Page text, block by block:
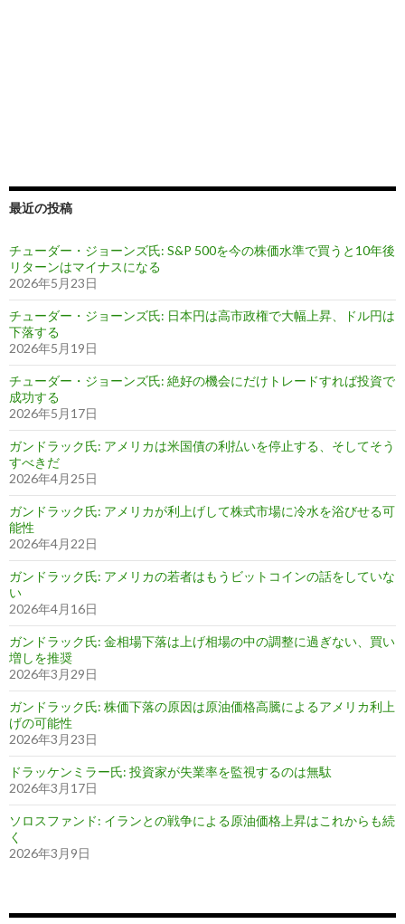
最近の投稿
チューダー・ジョーンズ氏: S&P 500を今の株価水準で買うと10年後
リターンはマイナスになる
2026年5月23日
チューダー・ジョーンズ氏: 日本円は高市政権で大幅上昇、ドル円は
下落する
2026年5月19日
チューダー・ジョーンズ氏: 絶好の機会にだけトレードすれば投資で
成功する
2026年5月17日
ガンドラック氏: アメリカは米国債の利払いを停止する、そしてそう
すべきだ
2026年4月25日
ガンドラック氏: アメリカが利上げして株式市場に冷水を浴びせる可
能性
2026年4月22日
ガンドラック氏: アメリカの若者はもうビットコインの話をしていな
い
2026年4月16日
ガンドラック氏: 金相場下落は上げ相場の中の調整に過ぎない、買い
増しを推奨
2026年3月29日
ガンドラック氏: 株価下落の原因は原油価格高騰によるアメリカ利上
げの可能性
2026年3月23日
ドラッケンミラー氏: 投資家が失業率を監視するのは無駄
2026年3月17日
ソロスファンド: イランとの戦争による原油価格上昇はこれからも続
く
2026年3月9日